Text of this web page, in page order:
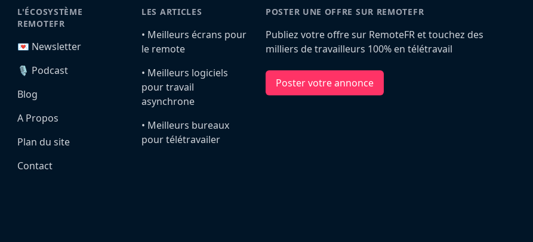
L'ÉCOSYSTÈME
REMOTEFR
💌 Newsletter
🎙️ Podcast
Blog
A Propos
Plan du site
Contact
LES ARTICLES
•️ Meilleurs écrans pour
le remote
•️ Meilleurs logiciels
pour travail
asynchrone
•️ Meilleurs bureaux
pour télétravailer
POSTER UNE OFFRE SUR REMOTEFR
Publiez votre offre sur RemoteFR et touchez des
milliers de travailleurs 100% en télétravail
Poster votre annonce